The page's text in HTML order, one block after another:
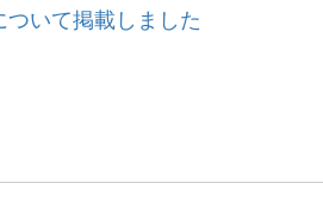
いて掲載しました